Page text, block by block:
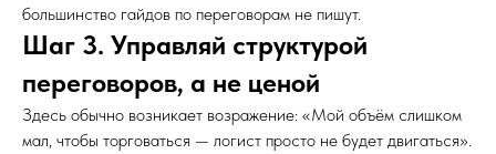
большинство гайдов по переговорам не пишут.
Шаг 3. Управляй структурой
переговоров, а не ценой
Здесь обычно возникает возражение: «Мой объём слишком
мал, чтобы торговаться — логист просто не будет двигаться».